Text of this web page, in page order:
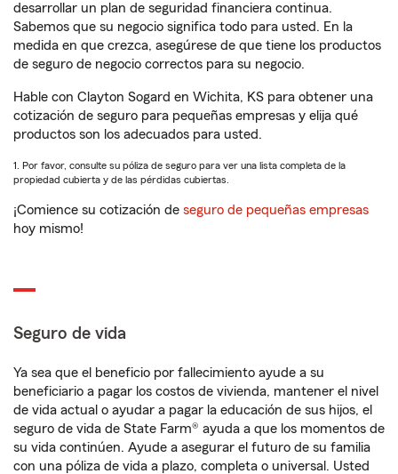
desarrollar un plan de seguridad financiera continua.
Sabemos que su negocio significa todo para usted. En la
medida en que crezca, asegúrese de que tiene los productos
de seguro de negocio correctos para su negocio.
Hable con Clayton Sogard en Wichita, KS para obtener una
cotización de seguro para pequeñas empresas y elija qué
productos son los adecuados para usted.
1. Por favor, consulte su póliza de seguro para ver una lista completa de la
propiedad cubierta y de las pérdidas cubiertas.
¡Comience su cotización de seguro de pequeñas empresas
hoy mismo!
Seguro de vida
Ya sea que el beneficio por fallecimiento ayude a su
beneficiario a pagar los costos de vivienda, mantener el nivel
de vida actual o ayudar a pagar la educación de sus hijos, el
seguro de vida de State Farm® ayuda a que los momentos de
su vida continúen. Ayude a asegurar el futuro de su familia
con una póliza de vida a plazo, completa o universal. Usted